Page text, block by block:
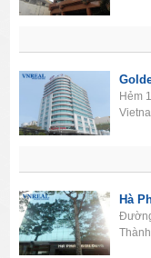
Hẻm
Hà